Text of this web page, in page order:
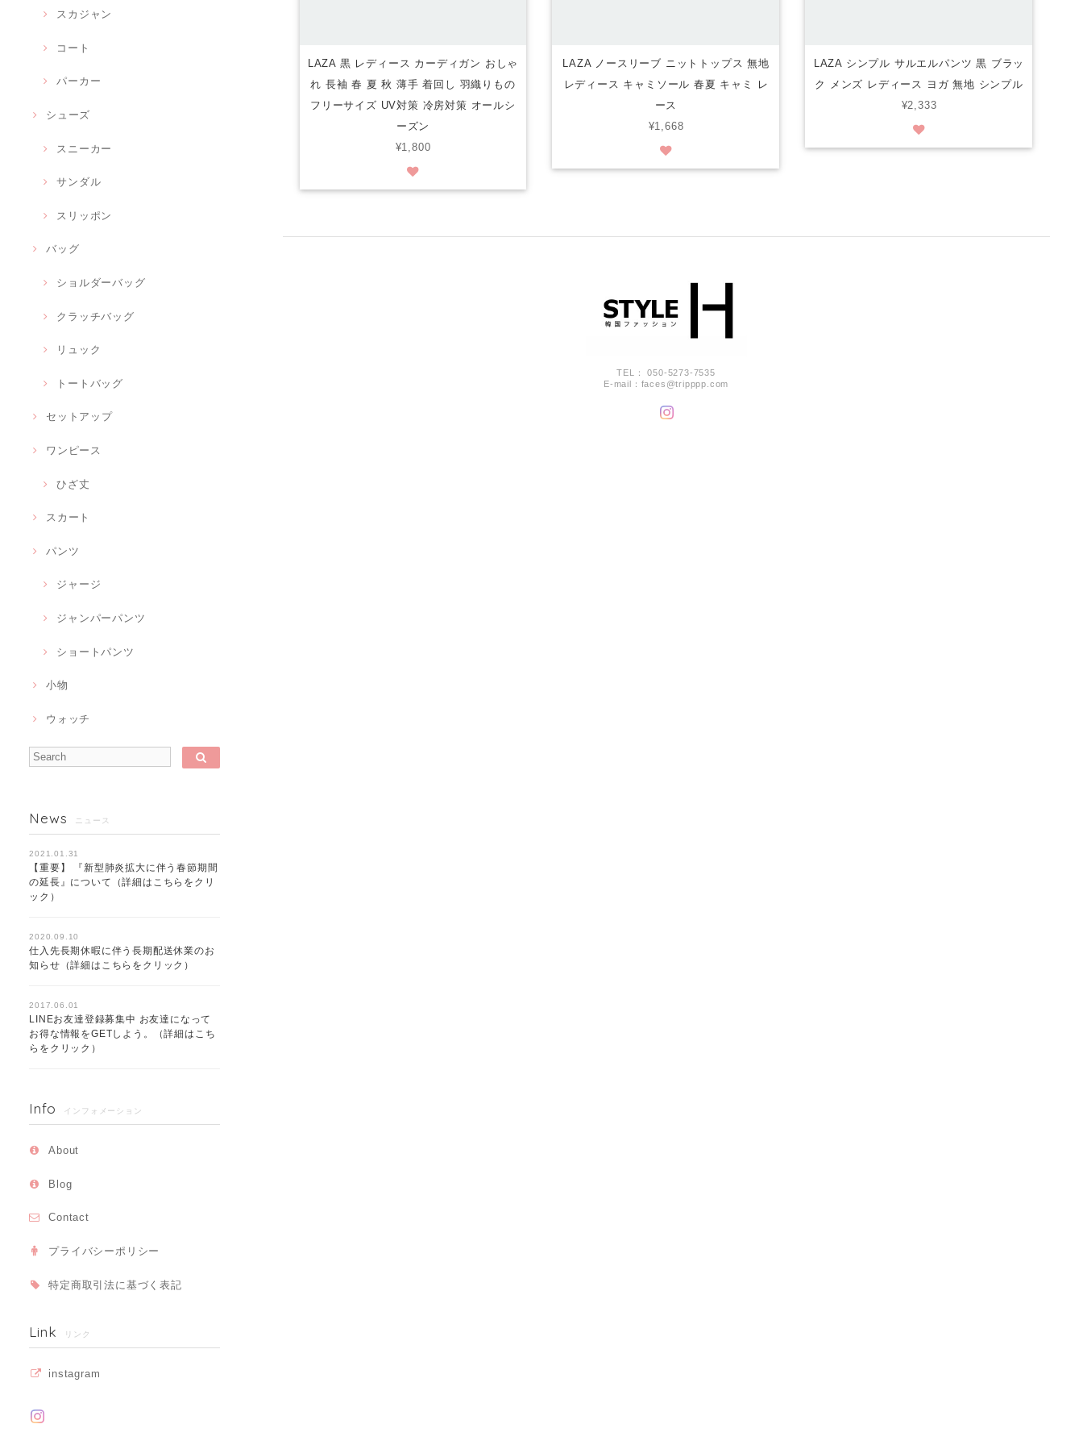
スカジャン
コート
パーカー
シューズ
スニーカー
サンダル
スリッポン
バッグ
ショルダーバッグ
クラッチバッグ
リュック
トートバッグ
セットアップ
ワンピース
ひざ丈
スカート
パンツ
ジャージ
ジャンパーパンツ
ショートパンツ
小物
ウォッチ
News ニュース
2021.01.31
【重要】 『新型肺炎拡大に伴う春節期間
の延長』について（詳細はこちらをクリ
ック）
2020.09.10
仕入先長期休暇に伴う長期配送休業のお
知らせ（詳細はこちらをクリック）
2017.06.01
LINEお友達登録募集中 お友達になって
お得な情報をGETしよう。（詳細はこち
らをクリック）
Info インフォメーション
About
Blog
Contact
プライバシーポリシー
特定商取引法に基づく表記
Link リンク
instagram
LAZA 黒 レディース カーディガン おしゃ
れ 長袖 春 夏 秋 薄手 着回し 羽織りもの
フリーサイズ UV対策 冷房対策 オールシ
ーズン
¥1,800
LAZA ノースリーブ ニットトップス 無地
レディース キャミソール 春夏 キャミ レ
ース
¥1,668
LAZA シンプル サルエルパンツ 黒 ブラッ
ク メンズ レディース ヨガ 無地 シンプル
¥2,333
TEL： 050-5273-7535
E-mail： faces@tripppp.com